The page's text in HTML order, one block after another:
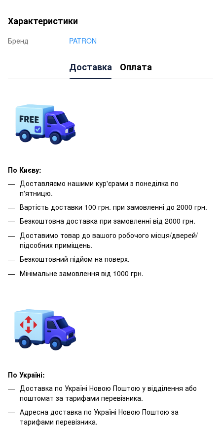
Характеристики
Бренд PATRON
Доставка Оплата
По Києву:
Доставляємо нашими кур'єрами з понеділка по
п'ятницю.
Вартість доставки 100 грн. при замовленні до 2000 грн.
Безкоштовна доставка при замовленні від 2000 грн.
Доставимо товар до вашого робочого місця/дверей/
підсобних приміщень.
Безкоштовний підйом на поверх.
Мінімальне замовлення від 1000 грн.
По Україні:
Доставка по Україні Новою Поштою у відділення або
поштомат за тарифами перевізника.
Адресна доставка по Україні Новою Поштою за
тарифами перевізника.